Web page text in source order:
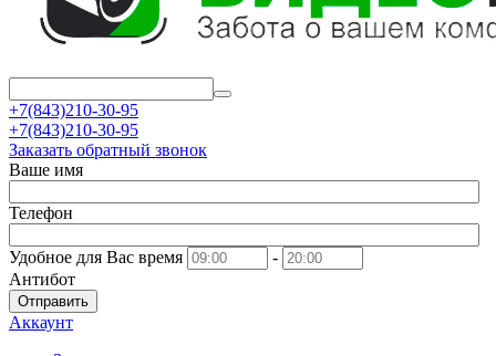
+7(843)210-30-95
+7(843)210-30-95
Заказать обратный звонок
Ваше имя
Телефон
Удобное для Вас время
-
Антибот
Отправить
Аккаунт